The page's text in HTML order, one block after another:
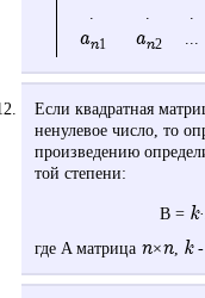
.
. .
an1 an2 ...
Если квадратная
ненулевое число, то
произведению
той степени:
B = k
где A матрица n×n, k-